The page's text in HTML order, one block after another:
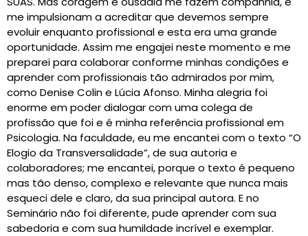
me impulsionam a acreditar que devemos sempre
evoluir enquanto profissional e esta era uma grande
oportunidade. Assim me engajei neste momento e me
preparei para colaborar conforme minhas condições e
aprender com profissionais tão admirados por mim,
como Denise Colin e Lúcia Afonso. Minha alegria foi
enorme em poder dialogar com uma colega de
profissão que foi e é minha referência profissional em
Psicologia. Na faculdade, eu me encantei com o texto “O
Elogio da Transversalidade”, de sua autoria e
colaboradores; me encantei, porque o texto é pequeno
mas tão denso, complexo e relevante que nunca mais
esqueci dele e claro, da sua principal autora. E no
Seminário não foi diferente, pude aprender com sua
sabedoria e com sua humildade incrível e exemplar.